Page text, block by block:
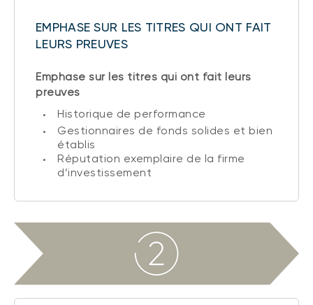
EMPHASE SUR LES TITRES QUI ONT FAIT
LEURS PREUVES
Emphase sur les titres qui ont fait leurs
preuves
Historique de performance
Gestionnaires de fonds solides et bien
établis
Réputation exemplaire de la firme
d’investissement